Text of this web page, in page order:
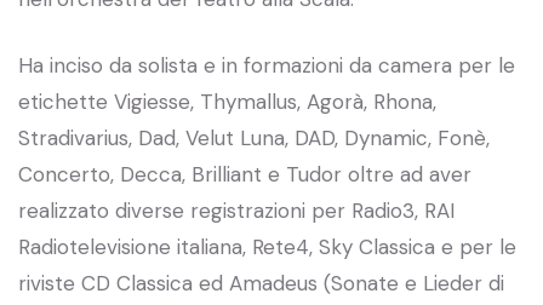
Ha inciso da solista e in formazioni da camera per le
etichette Vigiesse, Thymallus, Agorà, Rhona,
Stradivarius, Dad, Velut Luna, DAD, Dynamic, Fonè,
Concerto, Decca, Brilliant e Tudor oltre ad aver
realizzato diverse registrazioni per Radio3, RAI
Radiotelevisione italiana, Rete4, Sky Classica e per le
riviste CD Classica ed Amadeus (Sonate e Lieder di